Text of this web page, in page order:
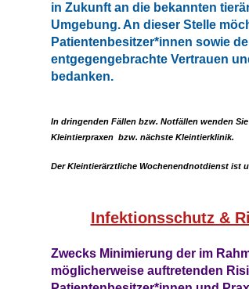
in Zukunft an die bekannten
Umgebung. An dieser Stelle
Patientenbesitzer*innen sowie
entgegengebrachte Vertrauen
bedanken.
In dringenden Fällen bzw. Notfällen wenden
Kleintierpraxen bzw. nächste Kleintierklinik.
Der Kleintierärztliche Wochenendnotdienst ist
Infektionsschutz &
Zwecks Minimierung der im
möglicherweise auftretenden